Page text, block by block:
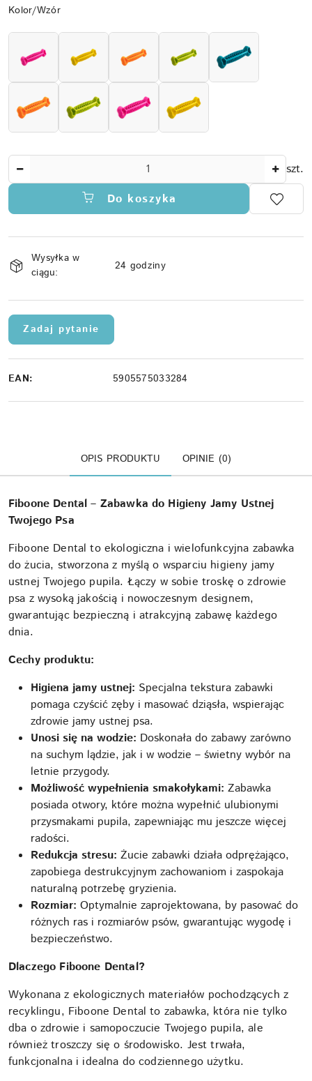
Wariant
Kolor/Wzór
szt.
Do koszyka
i
dostawa
Wysyłka w
ciągu:
24 godziny
Zadaj pytanie
EAN: 5905575033284
OPIS PRODUKTU OPINIE (0)
Fiboone Dental – Zabawka do Higieny Jamy Ustnej
Twojego Psa
Fiboone Dental to ekologiczna i wielofunkcyjna zabawka
do żucia, stworzona z myślą o wsparciu higieny jamy
ustnej Twojego pupila. Łączy w sobie troskę o zdrowie
psa z wysoką jakością i nowoczesnym designem,
gwarantując bezpieczną i atrakcyjną zabawę każdego
dnia.
Cechy produktu:
Higiena jamy ustnej: Specjalna tekstura zabawki
pomaga czyścić zęby i masować dziąsła, wspierając
zdrowie jamy ustnej psa.
Unosi się na wodzie: Doskonała do zabawy zarówno
na suchym lądzie, jak i w wodzie – świetny wybór na
letnie przygody.
Możliwość wypełnienia smakołykami: Zabawka
posiada otwory, które można wypełnić ulubionymi
przysmakami pupila, zapewniając mu jeszcze więcej
radości.
Redukcja stresu: Żucie zabawki działa odprężająco,
zapobiega destrukcyjnym zachowaniom i zaspokaja
naturalną potrzebę gryzienia.
Rozmiar: Optymalnie zaprojektowana, by pasować do
różnych ras i rozmiarów psów, gwarantując wygodę i
bezpieczeństwo.
Dlaczego Fiboone Dental?
Wykonana z ekologicznych materiałów pochodzących z
recyklingu, Fiboone Dental to zabawka, która nie tylko
dba o zdrowie i samopoczucie Twojego pupila, ale
również troszczy się o środowisko. Jest trwała,
funkcjonalna i idealna do codziennego użytku.